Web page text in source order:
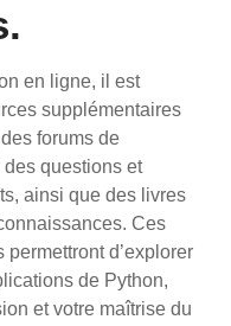
en ligne, il est
supplémentaires
forums de
questions et
ainsi que des livres
Ces
d’explorer
de Python,
et votre maîtrise du